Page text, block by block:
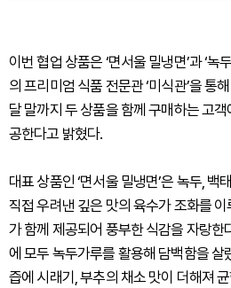
이번 협업 상품은 ‘면서울 밀냉면’과 ‘녹
의 프리미엄 식품 전문관 ‘미식관’을 통
달 말까지 두 상품을 함께 구매하는 고
공한다고 밝혔다.
대표 상품인 ‘면서울 밀냉면’은 녹두, 백
직접 우려낸 깊은 맛의 육수가 조화를
가 함께 제공되어 풍부한 식감을 자랑한
에 모두 녹두가루를 활용해 담백함을 살
즙에 시래기, 부추의 채소 맛이 더해져